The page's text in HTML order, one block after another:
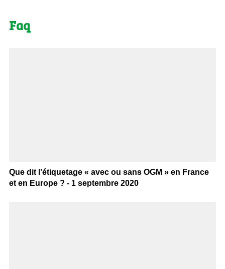
Faq
Que dit l’étiquetage « avec ou sans OGM » en France
et en Europe ? - 1 septembre 2020